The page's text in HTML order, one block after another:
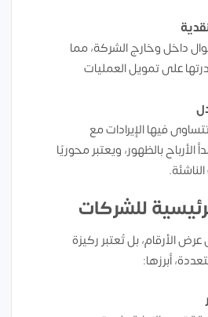
داخل وخارج الشركة، مما
على تمويل العمليات
فيها الإيرادات مع
الأرباح بالظهور، ويعتبر محوريًا
للشركات
الأرقام، بل تُعتبر ركيزة
أبرزها: